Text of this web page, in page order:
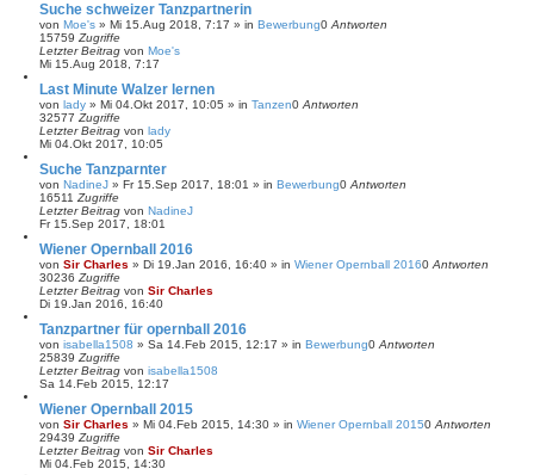
Suche schweizer Tanzpartnerin
von Moe's » Mi 15.Aug 2018, 7:17 » in Bewerbung0 Antworten
15759 Zugriffe
Letzter Beitrag von Moe's
Mi 15.Aug 2018, 7:17
Last Minute Walzer lernen
von lady » Mi 04.Okt 2017, 10:05 » in Tanzen0 Antworten
32577 Zugriffe
Letzter Beitrag von lady
Mi 04.Okt 2017, 10:05
Suche Tanzparnter
von NadineJ » Fr 15.Sep 2017, 18:01 » in Bewerbung0 Antworten
16511 Zugriffe
Letzter Beitrag von NadineJ
Fr 15.Sep 2017, 18:01
Wiener Opernball 2016
von Sir Charles » Di 19.Jan 2016, 16:40 » in Wiener Opernball 20160 Antworten
30236 Zugriffe
Letzter Beitrag von Sir Charles
Di 19.Jan 2016, 16:40
Tanzpartner für opernball 2016
von isabella1508 » Sa 14.Feb 2015, 12:17 » in Bewerbung0 Antworten
25839 Zugriffe
Letzter Beitrag von isabella1508
Sa 14.Feb 2015, 12:17
Wiener Opernball 2015
von Sir Charles » Mi 04.Feb 2015, 14:30 » in Wiener Opernball 20150 Antworten
29439 Zugriffe
Letzter Beitrag von Sir Charles
Mi 04.Feb 2015, 14:30